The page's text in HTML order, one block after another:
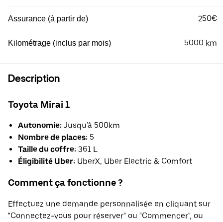
Assurance (à partir de) 250€
Kilométrage (inclus par mois) 5000 km
Description
Toyota Mirai 1
Autonomie: Jusqu'à 500km
Nombre de places: 5
Taille du coffre: 361 L
Éligibilité Uber: UberX, Uber Electric & Comfort
Comment ça fonctionne ?
Effectuez une demande personnalisée en cliquant sur
"Connectez-vous pour réserver" ou "Commencer", ou